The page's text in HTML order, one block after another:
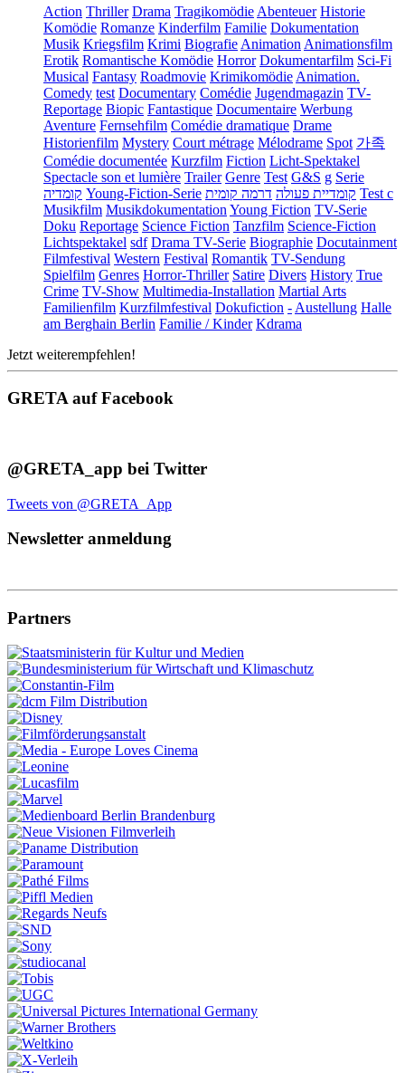
Action Thriller Drama Tragikomödie Abenteuer Historie
Komödie Romanze Kinderfilm Familie Dokumentation
Musik Kriegsfilm Krimi Biografie Animation Animationsfilm
Erotik Romantische Komödie Horror Dokumentarfilm Sci-Fi
Musical Fantasy Roadmovie Krimikomödie Animation.
Comedy test Documentary Comédie Jugendmagazin TV-
Reportage Biopic Fantastique Documentaire Werbung
Aventure Fernsehfilm Comédie dramatique Drame
Historienfilm Mystery Court métrage Mélodrame Spot 가족
Comédie documentée Kurzfilm Fiction Licht-Spektakel
Spectacle son et lumière Trailer Genre Test G&S g Serie
קומדיה Young-Fiction-Serie קומדיית פעולה דרמה קומית
Test c
Musikfilm Musikdokumentation Young Fiction TV-Serie
Doku Reportage Science Fiction Tanzfilm Science-Fiction
Lichtspektakel sdf Drama TV-Serie Biographie Docutainment
Filmfestival Western Festival Romantik TV-Sendung
Spielfilm Genres Horror-Thriller Satire Divers History True
Crime TV-Show Multimedia-Installation Martial Arts
Familienfilm Kurzfilmfestival Dokufiction - Austellung Halle
am Berghain Berlin Familie / Kinder Kdrama
Jetzt weiterempfehlen!
GRETA auf Facebook
@GRETA_app bei Twitter
Tweets von @GRETA_App
Newsletter anmeldung
Partners